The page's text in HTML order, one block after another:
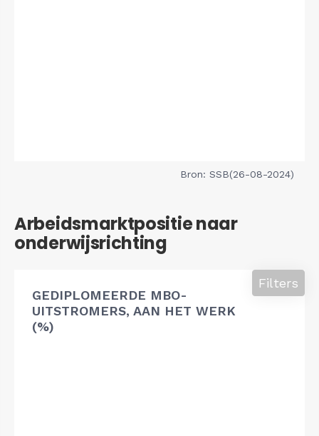
Bron: SSB(26-08-2024)
Arbeidsmarktpositie naar
onderwijsrichting
GEDIPLOMEERDE MBO-
UITSTROMERS, AAN HET WERK
(%)
Filters